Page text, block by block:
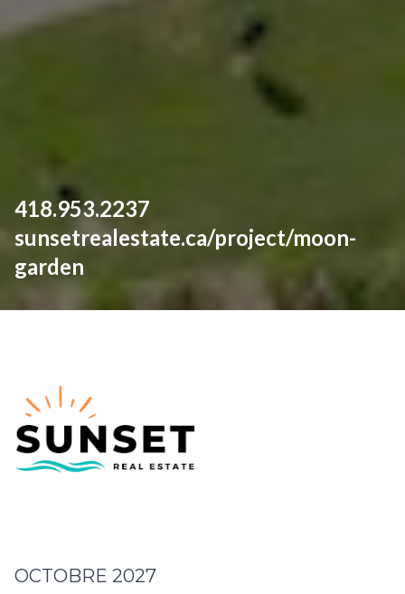
418.953.2237
sunsetrealestate.ca/project/moon-
garden
OCTOBRE 2027